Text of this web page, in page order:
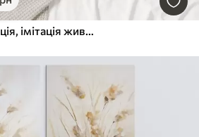
Абстрактна композиція, імітація живопису